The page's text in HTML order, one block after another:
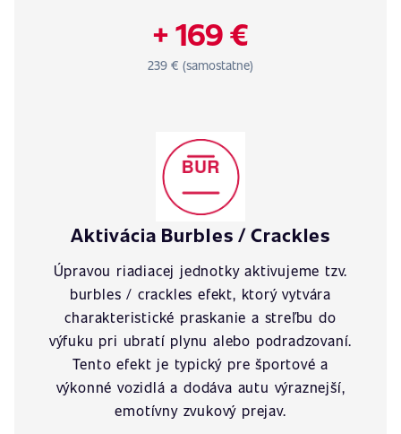
+ 169 €
239 € (samostatne)
Aktivácia Burbles / Crackles
Úpravou riadiacej jednotky aktivujeme tzv.
burbles / crackles efekt, ktorý vytvára
charakteristické praskanie a streľbu do
výfuku pri ubratí plynu alebo podradzovaní.
Tento efekt je typický pre športové a
výkonné vozidlá a dodáva autu výraznejší,
emotívny zvukový prejav.